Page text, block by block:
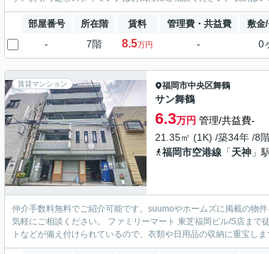
部屋番号 所在階 賃料 管理費・共益費 敷金
- 7階 8.5万円 - 0
賃貸マンション 福岡市中央区舞鶴
サン舞鶴
6.3万円 管理/共益費-
21.35㎡ (1K) /築34年 /8
福岡市空港線 「天神 」
仲介手数料無料でご紹介可能です。suumoやホームズに掲載の物
気軽にご相談ください。 ファミリーマート 東芝福岡ビル/S店ま
トなどが備え付けられているので、衣類や日用品の収納に重宝し